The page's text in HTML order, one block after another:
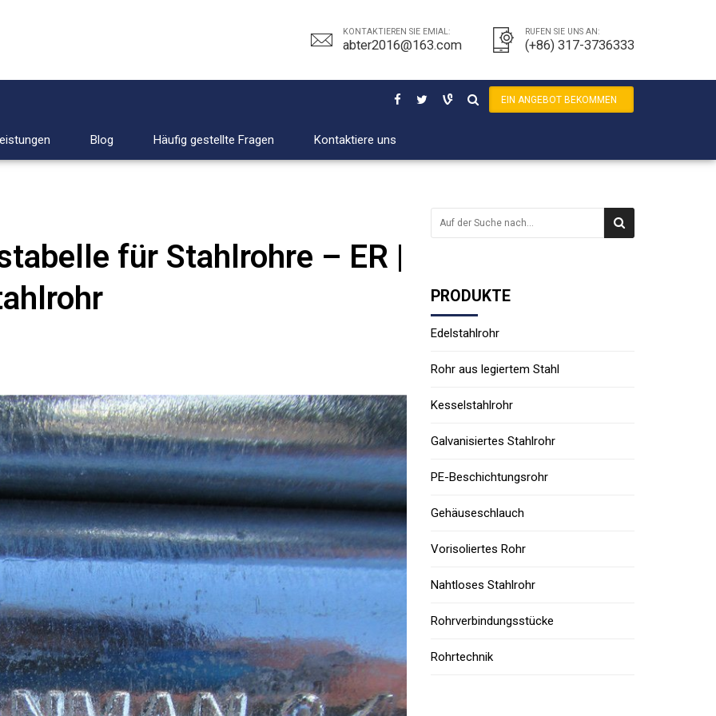
KONTAKTIEREN SIE EMIAL:
abter2016@163.com
RUFEN SIE UNS AN:
(+86) 317-3736333
EIN ANGEBOT BEKOMMEN
Blog Häufig gestellte Fragen Kontaktiere uns
für Stahlrohre – ER |
PRODUKTE
Edelstahlrohr
Rohr aus legiertem Stahl
Kesselstahlrohr
Galvanisiertes Stahlrohr
PE-Beschichtungsrohr
Gehäuseschlauch
Vorisoliertes Rohr
Nahtloses Stahlrohr
Rohrverbindungsstücke
Rohrtechnik